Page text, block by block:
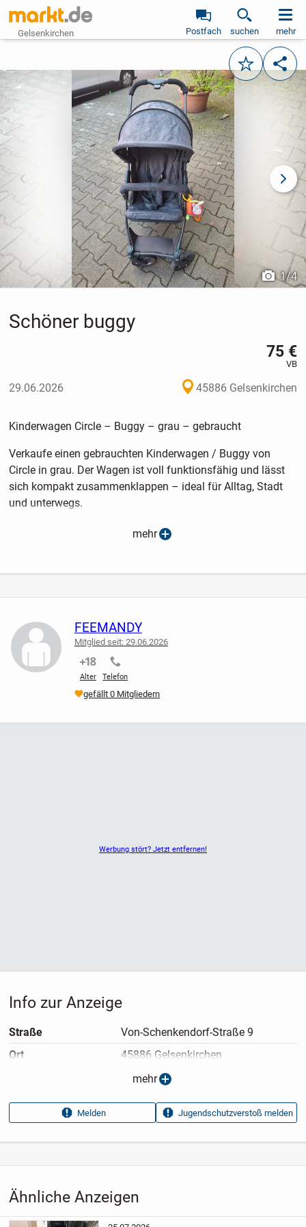
Gelsenkirchen Postfach suchen mehr
Merken
vorheriges Bild
1/4
Schöner buggy
75 €
VB
29.06.2026 45886 Gelsenkirchen
Kinderwagen Circle – Buggy – grau – gebraucht
Verkaufe einen gebrauchten Kinderwagen / Buggy von
Circle in grau. Der Wagen ist voll funktionsfähig und lässt
sich kompakt zusammenklappen – ideal für Alltag, Stadt
und unterwegs.
Sicherheitsgurt-System vorhanden
Vorderbügel inklusive
Ablagekorb unten
Schwenkbare Vorderräder für gute Wendigkeit
Rücknahme.
mehr
Werbung stört? Jetzt entfernen!
Ähnliche Anzeigen
FEEMANDY
Mitglied seit: 29.06.2026
Alter
nicht verifiziert
Telefon
nicht verifiziert
gefällt 0 Mitgliedern
Info zur Anzeige
Straße
Von-Schenkendorf-Straße 9
Ort
45886 Gelsenkirchen
Privatangebot
Anzeigen­datum
29.06.2026
Anzeigen­kennung
1d439cfb
Aufrufe dieser
25
Buggys
mehr
Melden Jugendschutzverstoß melden